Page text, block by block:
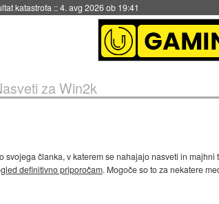
katastrofa ::4. avg 2026 ob 19:41
za Win2k
članka, v katerem se nahajajo nasveti in
definitivno priporočam. Mogoče so to za nekatere